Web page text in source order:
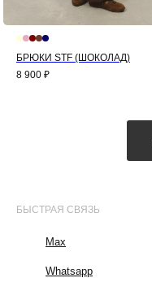
БРЮКИ STF (ШОКОЛАД)
8 900 ₽
БЫСТРАЯ СВЯЗЬ
Max
Whatsapp